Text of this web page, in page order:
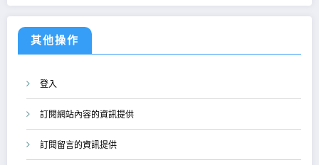
其他操作
登入
訂閱網站內容的資訊提供
訂閱留言的資訊提供